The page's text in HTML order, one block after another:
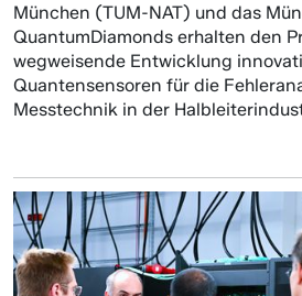
München (TUM-NAT) und das
QuantumDiamonds erhalten den
wegweisende Entwicklung
Quantensensoren für die
Messtechnik in der